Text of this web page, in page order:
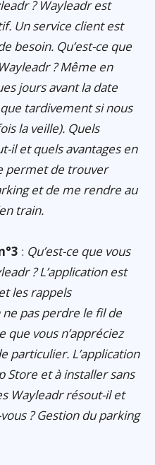
? Wayleadr est
Un service client est
besoin. Qu’est-ce que
? Même en
jours avant la date
tardivement si nous
la veille). Quels
il et quels avantages en
permet de trouver
et de me rendre au
train.
: Qu’est-ce que vous
? L’application est
les rappels
pas perdre le fil de
que vous n’appréciez
particulier. L’application
Store et à installer sans
Wayleadr résout-il et
? Gestion du parking